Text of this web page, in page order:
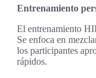
Entrenamiento
El entrenamiento
Se enfoca en
los participantes
rápidos.